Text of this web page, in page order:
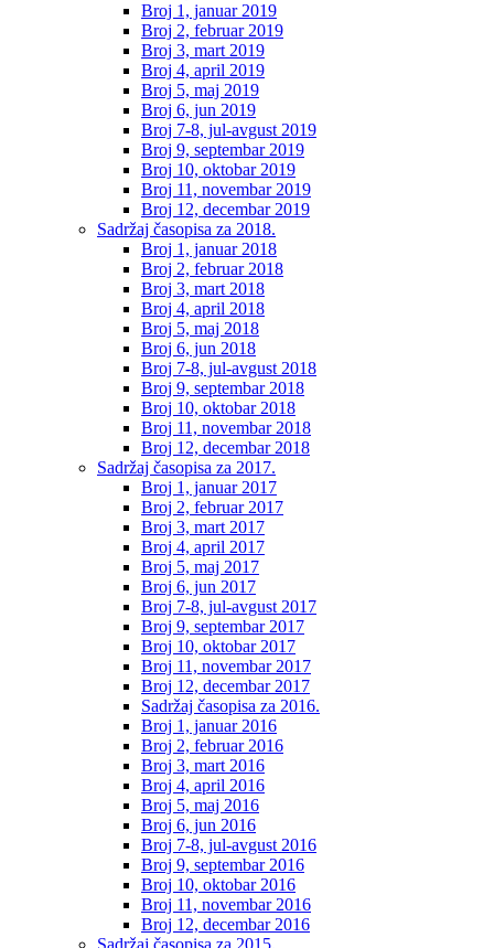
Broj 1, januar 2019
Broj 2, februar 2019
Broj 3, mart 2019
Broj 4, april 2019
Broj 5, maj 2019
Broj 6, jun 2019
Broj 7-8, jul-avgust 2019
Broj 9, septembar 2019
Broj 10, oktobar 2019
Broj 11, novembar 2019
Broj 12, decembar 2019
Sadržaj časopisa za 2018.
Broj 1, januar 2018
Broj 2, februar 2018
Broj 3, mart 2018
Broj 4, april 2018
Broj 5, maj 2018
Broj 6, jun 2018
Broj 7-8, jul-avgust 2018
Broj 9, septembar 2018
Broj 10, oktobar 2018
Broj 11, novembar 2018
Broj 12, decembar 2018
Sadržaj časopisa za 2017.
Broj 1, januar 2017
Broj 2, februar 2017
Broj 3, mart 2017
Broj 4, april 2017
Broj 5, maj 2017
Broj 6, jun 2017
Broj 7-8, jul-avgust 2017
Broj 9, septembar 2017
Broj 10, oktobar 2017
Broj 11, novembar 2017
Broj 12, decembar 2017
Sadržaj časopisa za 2016.
Broj 1, januar 2016
Broj 2, februar 2016
Broj 3, mart 2016
Broj 4, april 2016
Broj 5, maj 2016
Broj 6, jun 2016
Broj 7-8, jul-avgust 2016
Broj 9, septembar 2016
Broj 10, oktobar 2016
Broj 11, novembar 2016
Broj 12, decembar 2016
Sadržaj časopisa za 2015.